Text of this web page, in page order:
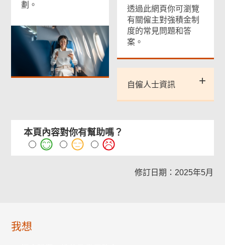
劃。
透過此網頁你可瀏覽
有關僱主對強積金制
度的常見問題和答
案。
自僱人士資訊
本頁內容對你有幫助嗎？
修訂日期：2025年5月
我想